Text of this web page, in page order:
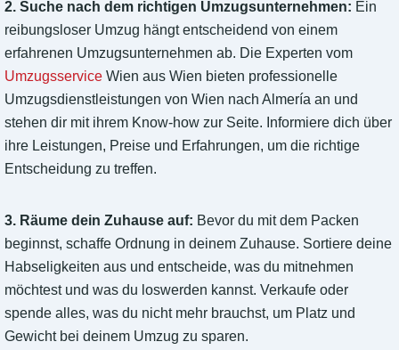
2. Suche nach dem richtigen Umzugsunternehmen: Ein
reibungsloser Umzug hängt entscheidend von einem
erfahrenen Umzugsunternehmen ab. Die Experten vom
Umzugsservice Wien aus Wien bieten professionelle
Umzugsdienstleistungen von Wien nach Almería an und
stehen dir mit ihrem Know-how zur Seite. Informiere dich über
ihre Leistungen, Preise und Erfahrungen, um die richtige
Entscheidung zu treffen.
3. Räume dein Zuhause auf: Bevor du mit dem Packen
beginnst, schaffe Ordnung in deinem Zuhause. Sortiere deine
Habseligkeiten aus und entscheide, was du mitnehmen
möchtest und was du loswerden kannst. Verkaufe oder
spende alles, was du nicht mehr brauchst, um Platz und
Gewicht bei deinem Umzug zu sparen.